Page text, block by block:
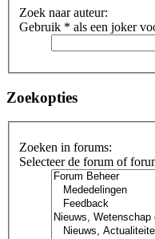
Zoek naar auteur:
Gebruik * als een joker
Zoekopties
Zoeken in forums:
Selecteer de forum of